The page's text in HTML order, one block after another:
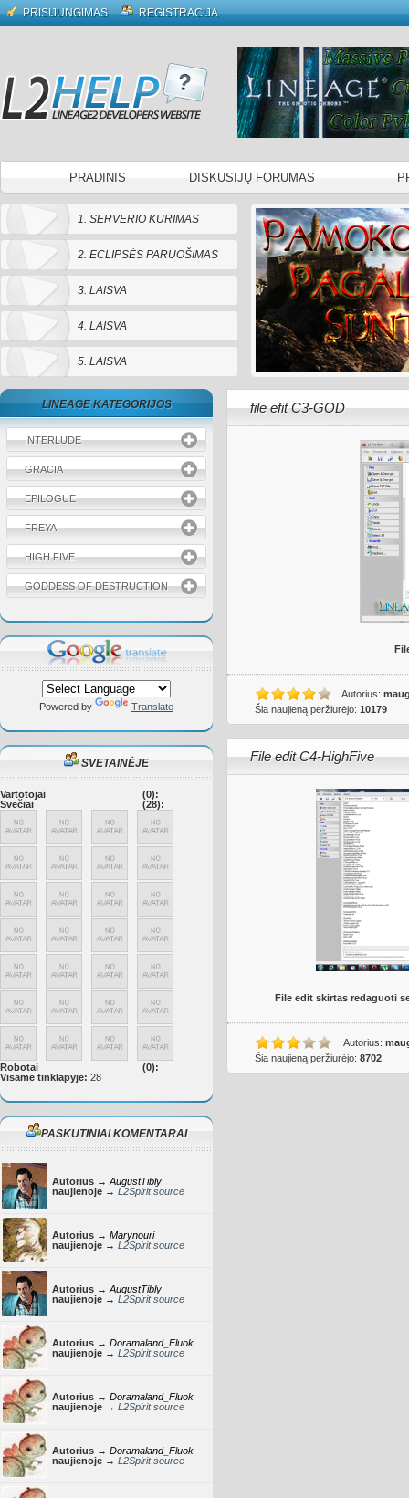
PRISIJUNGIMAS REGISTRACIJA
PRADINIS DISKUSIJŲ FORUMAS
1. SERVERIO KURIMAS
2. ECLIPSĖS PARUOŠIMAS
3. LAISVA
4. LAISVA
5. LAISVA
LINEAGE KATEGORIJOS
INTERLUDE
GRACIA
EPILOGUE
FREYA
HIGH FIVE
GODDESS OF DESTRUCTION
Powered by Translate
SVETAINĖJE
Vartotojai
(0):
Svečiai
(28):
Robotai
(0):
Visame tinklapyje: 28
PASKUTINIAI KOMENTARAI
Autorius → AugustTibly
naujienoje → L2Spirit source
Autorius → Marynouri
naujienoje → L2Spirit source
Autorius → AugustTibly
naujienoje → L2Spirit source
Autorius → Doramaland_Fluok
naujienoje → L2Spirit source
Autorius → Doramaland_Fluok
naujienoje → L2Spirit source
Autorius → Doramaland_Fluok
naujienoje → L2Spirit source
file efit C3-GOD
Autorius:
Šia naujieną peržiurėjo: 10179
File edit C4-HighFive
File edit skirtas redaguoti
Autorius:
Šia naujieną peržiurėjo: 8702